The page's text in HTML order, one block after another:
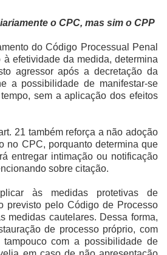
o CPC, mas sim o CPP
do Código Processual Penal
efetividade da medida, determina
agressor após a decretação da
a possibilidade de manifestar-se
sem a aplicação dos efeitos
21 também reforça a não adoção
no CPC, porquanto determina que
entregar intimação ou notificação
sobre citação.
às medidas protetivas de
previsto pelo Código de Processo
medidas cautelares. Dessa forma,
de processo próprio, com
com a possibilidade de